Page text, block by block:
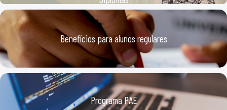
Benefícios para alunos regulares
Programa PAE